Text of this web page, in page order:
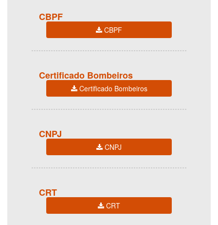
CBPF
CBPF
Certificado Bombeiros
Certificado Bombeiros
CNPJ
CNPJ
CRT
CRT